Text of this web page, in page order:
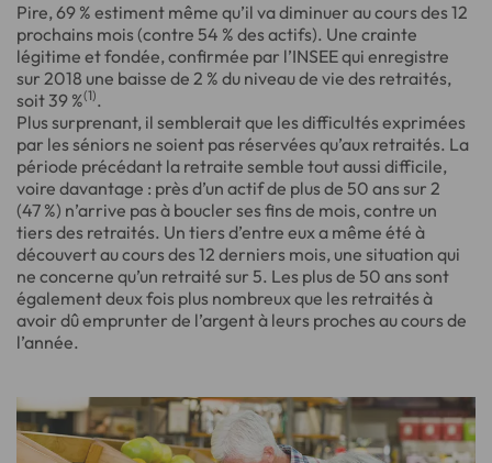
Pire, 69 % estiment même qu’il va diminuer au cours des 12
prochains mois (contre 54 % des actifs). Une crainte
légitime et fondée, confirmée par l’INSEE qui enregistre
sur 2018 une baisse de 2 % du niveau de vie des retraités,
soit 39 %(1).
Plus surprenant, il semblerait que les difficultés exprimées
par les séniors ne soient pas réservées qu’aux retraités. La
période précédant la retraite semble tout aussi difficile,
voire davantage : près d’un actif de plus de 50 ans sur 2
(47 %) n’arrive pas à boucler ses fins de mois, contre un
tiers des retraités. Un tiers d’entre eux a même été à
découvert au cours des 12 derniers mois, une situation qui
ne concerne qu’un retraité sur 5. Les plus de 50 ans sont
également deux fois plus nombreux que les retraités à
avoir dû emprunter de l’argent à leurs proches au cours de
l’année.